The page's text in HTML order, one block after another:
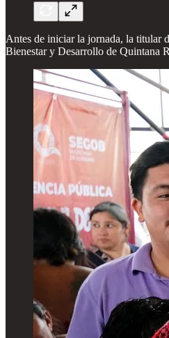
Antes de iniciar la jornada, la titular
Bienestar y Desarrollo de Quintana